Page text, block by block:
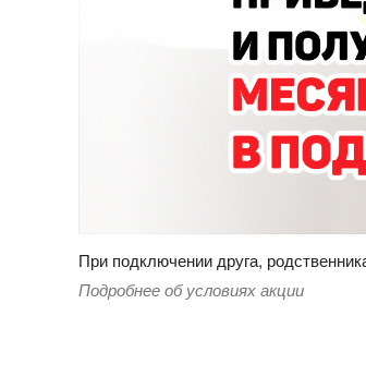
При подключении друга,
Подробнее об условиях акции